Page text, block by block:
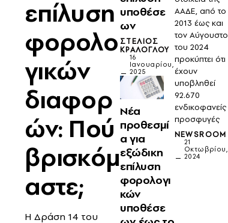
επίλυση
φορολο
γικών
διαφορ
ών: Πού
βρισκόμ
αστε;
Η Δράση 14 του
υποθέσε
ων
ΣΤΈΛΙΟΣ
ΚΡΆΛΟΓΛΟΥ
16
Ιανουαρίου,
2025
Νέα
προθεσμί
α για
εξώδικη
επίλυση
φορολογι
κών
υποθέσε
ΑΑΔΕ, από το
2013 έως και
τον Αύγουστο
του 2024
προκύπτει ότι
έχουν
υποβληθεί
92.670
ενδικοφανείς
προσφυγές
NEWSROOM
21
Οκτωβρίου,
2024